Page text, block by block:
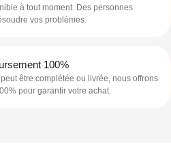
à tout moment. Des personnes
vos problèmes.
100%
être complétée ou livrée, nous offrons
pour garantir votre achat.